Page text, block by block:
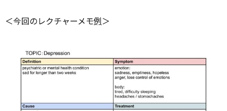
＜今回のレクチャーメモ例＞